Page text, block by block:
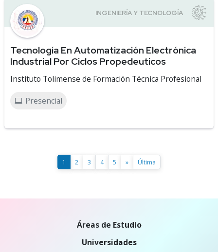
Tecnología En Automatización Electrónica
Industrial Por Ciclos Propedeuticos
Instituto Tolimense de Formación Técnica Profesional
Presencial
1 2 3 4 5 » Última
Áreas de Estudio
Universidades